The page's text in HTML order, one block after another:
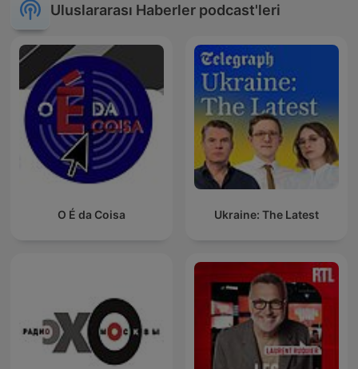
Uluslararası Haberler podcast'leri
O É da Coisa Ukraine: The Latest